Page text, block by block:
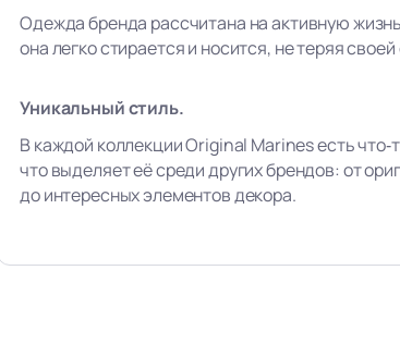
Одежда бренда рассчитана на активную
она легко стирается и носится, не теряя
Уникальный стиль.
В каждой коллекции Original Marines есть
что выделяет её среди других брендов: от
до интересных элементов декора.